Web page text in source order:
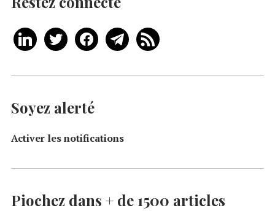
Soyez alerté
Activer les notifications
Piochez dans + de 1500 articles